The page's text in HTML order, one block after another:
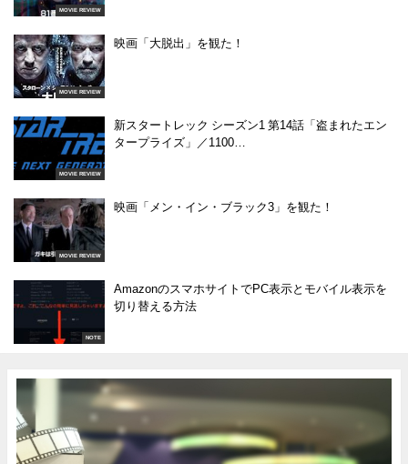
MOVIE REVIEW
MOVIE REVIEW
映画「大脱出」を観た！
MOVIE REVIEW
新スタートレック シーズン1 第14話「盗まれたエン
タープライズ」／1100…
MOVIE REVIEW
映画「メン・イン・ブラック3」を観た！
NOTE
AmazonのスマホサイトでPC表示とモバイル表示を
切り替える方法